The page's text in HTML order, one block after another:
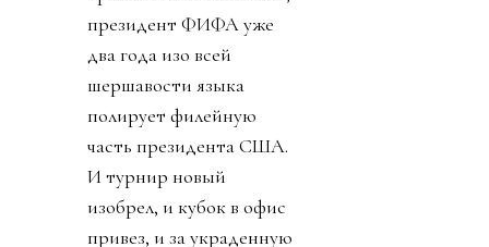
взгляд, и стала
предложенная
День 2. Ничего не
подозревавший обо всем
этом футбольный мир
взорвался. УЕФА первой
созвала экстренное